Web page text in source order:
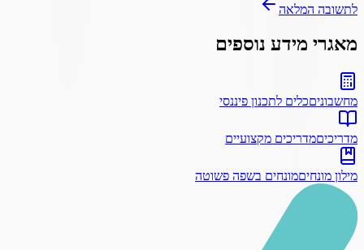
לתשובה המלאה
מאגרי מידע נוספים
מחשבוניםכלים לתכנון פיננסי
מדריכיםמדריכים מקצועיים
מילון מונחיםמונחים בשפה פשוטה